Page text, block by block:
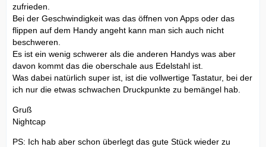
zufrieden.
Bei der Geschwindigkeit was das öffnen von Apps oder das
flippen auf dem Handy angeht kann man sich auch nicht
beschweren.
Es ist ein wenig schwerer als die anderen Handys was aber
davon kommt das die oberschale aus Edelstahl ist.
Was dabei natürlich super ist, ist die vollwertige Tastatur, bei der
ich nur die etwas schwachen Druckpunkte zu bemängel hab.
Gruß
Nightcap
PS: Ich hab aber schon überlegt das gute Stück wieder zu